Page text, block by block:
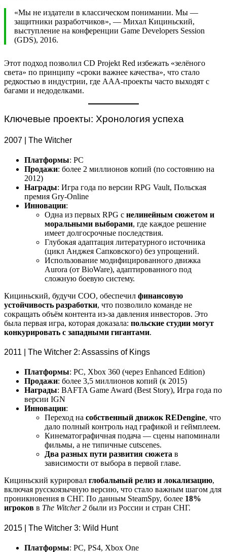
«Мы не издатели в классическом понимании. Мы —
защитники разработчиков», — Михал Кициньский,
выступление на конференции Game Developers Session
(GDS), 2016.
Этот подход позволил CD Projekt Red избежать «зелёного
света» по принципу «сроки важнее качества», что стало
редкостью в индустрии, где AAA-проекты часто выходят с
багами и недоделками.
Ключевые проекты: Хронология успеха
2007 | The Witcher
Платформы: PC
Продажи: более 2 миллионов копий (по состоянию на
2012)
Награды: Игра года по версии RPG Vault, Польская
премия Gry-Online
Инновации:
Одна из первых RPG с нелинейным сюжетом и
моральными выборами, где каждое решение
имеет долгосрочные последствия.
Глубокая адаптация литературного источника
(цикл Анджея Сапковского) без упрощений.
Использование модифицированного движка
Aurora (от BioWare), адаптированного под
сложную боевую систему.
Кициньский, будучи COO, обеспечил финансовую
устойчивость разработки, что позволило команде не
сокращать объём контента из-за давления инвесторов. Это
была первая игра, которая доказала: польские студии могут
конкурировать с западными гигантами.
2011 | The Witcher 2: Assassins of Kings
Платформы: PC, Xbox 360 (через Enhanced Edition)
Продажи: более 3,5 миллионов копий (к 2015)
Награды: BAFTA Game Award (Best Story), Игра года по
версии IGN
Инновации:
Переход на собственный движок REDengine, что
дало полный контроль над графикой и геймплеем.
Кинематографичная подача — сцены напоминали
фильмы, а не типичные cutscenes.
Два разных пути развития сюжета в
зависимости от выбора в первой главе.
Кициньский курировал глобальный релиз и локализацию,
включая русскоязычную версию, что стало важным шагом для
проникновения в СНГ. По данным SteamSpy, более 18%
игроков в The Witcher 2 были из России и стран СНГ.
2015 | The Witcher 3: Wild Hunt
Платформы: PC, PS4, Xbox One